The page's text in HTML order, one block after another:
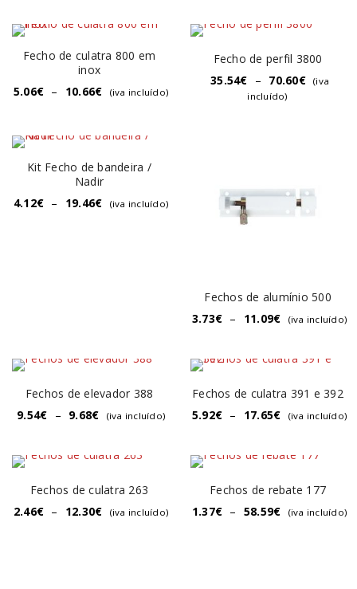
Fecho de culatra 800 em
inox
5.06€ – 10.66€ (iva incluído)
Fecho de perfil 3800
35.54€ – 70.60€
(iva
incluído)
Kit Fecho de bandeira /
Nadir
4.12€ – 19.46€ (iva incluído)
Fechos de alumínio 500
3.73€ – 11.09€ (iva incluído)
Fechos de elevador 388
9.54€ – 9.68€ (iva incluído)
Fechos de culatra 391 e 392
5.92€ – 17.65€ (iva incluído)
Fechos de culatra 263
2.46€ – 12.30€ (iva incluído)
Fechos de rebate 177
1.37€ – 58.59€ (iva incluído)